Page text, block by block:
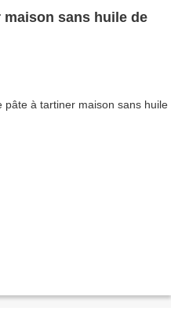
maison sans huile de